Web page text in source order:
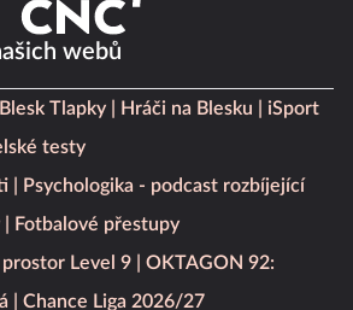
webů
Blesk Tlapky Hráči na Blesku
iSport
testy
Psychologika - podcast rozbíjející
Fotbalové přestupy
prostor Level 9
OKTAGON 92:
Chance Liga 2026/27